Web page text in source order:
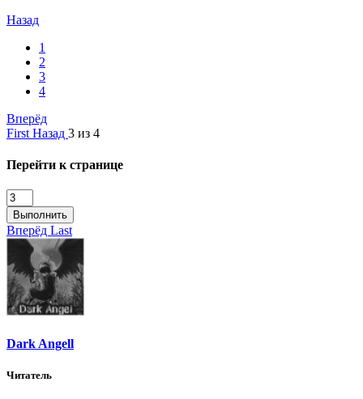
Назад
1
2
3
4
Вперёд
First Назад 3 из 4
Перейти к странице
Выполнить
Вперёд Last
Dark Angell
Читатель